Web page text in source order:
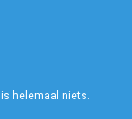
helemaal niets.